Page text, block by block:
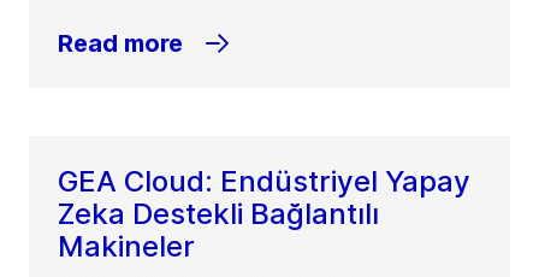
Read more
GEA Cloud: Endüstriyel Yapay
Zeka Destekli Bağlantılı
Makineler